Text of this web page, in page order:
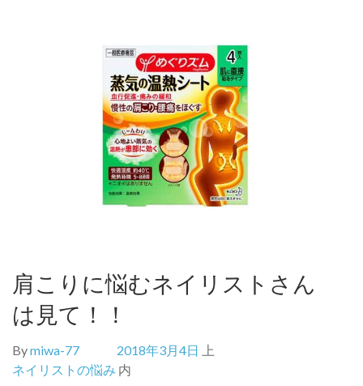
肩こりに悩むネイリストさん
は見て！！
Bymiwa-77 2018年3月4日
上
ネイリストの悩み 内